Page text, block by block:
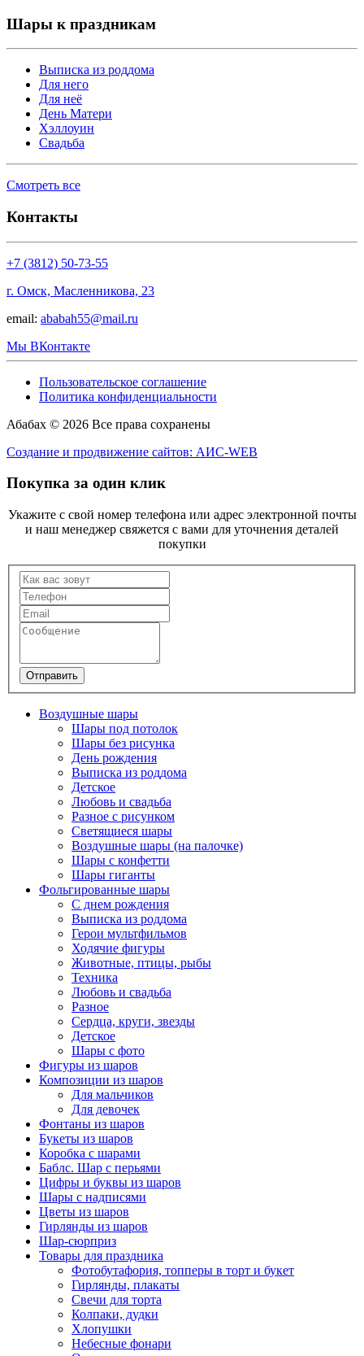
Шары к праздникам
Выписка из роддома
Для него
Для неё
День Матери
Хэллоуин
Свадьба
Смотреть все
Контакты
+7 (3812) 50-73-55
г. Омск, Масленникова, 23
email: ababah55@mail.ru
Мы ВКонтакте
Пользовательское соглашение
Политика конфиденциальности
Абабах © 2026 Все права сохранены
Создание и продвижение сайтов: АИС-WEB
Покупка за один клик
Укажите с свой номер телефона или адрес электронной почты
и наш менеджер свяжется с вами для уточнения деталей
покупки
Отправить
Воздушные шары
Шары под потолок
Шары без рисунка
День рождения
Выписка из роддома
Детское
Любовь и свадьба
Разное с рисунком
Светящиеся шары
Воздушные шары (на палочке)
Шары с конфетти
Шары гиганты
Фольгированные шары
С днем рождения
Выписка из роддома
Герои мультфильмов
Ходячие фигуры
Животные, птицы, рыбы
Техника
Любовь и свадьба
Разное
Сердца, круги, звезды
Детское
Шары с фото
Фигуры из шаров
Композиции из шаров
Для мальчиков
Для девочек
Фонтаны из шаров
Букеты из шаров
Коробка с шарами
Баблс. Шар с перьями
Цифры и буквы из шаров
Шары с надписями
Цветы из шаров
Гирлянды из шаров
Шар-сюрприз
Товары для праздника
Фотобутафория, топперы в торт и букет
Гирлянды, плакаты
Свечи для торта
Колпаки, дудки
Хлопушки
Небесные фонари